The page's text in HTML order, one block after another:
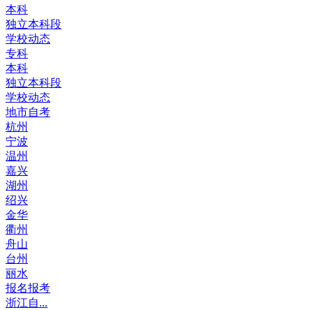
本科
独立本科段
学校动态
专科
本科
独立本科段
学校动态
地市自考
杭州
宁波
温州
嘉兴
湖州
绍兴
金华
衢州
舟山
台州
丽水
报名报考
浙江自...